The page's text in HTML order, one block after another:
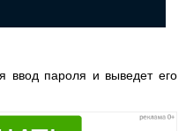
ввод пароля и выведет его